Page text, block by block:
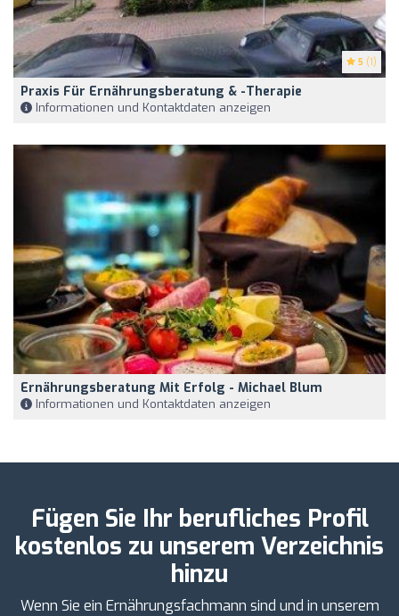
5 (1)
Praxis Für Ernährungsberatung & -therapie
Informationen und Kontaktdaten anzeigen
Ernährungsberatung Mit Erfolg - Michael Blum
Informationen und Kontaktdaten anzeigen
Fügen Sie Ihr berufliches Profil
kostenlos zu unserem Verzeichnis
hinzu
Wenn Sie ein Ernährungsfachmann sind und in unserem